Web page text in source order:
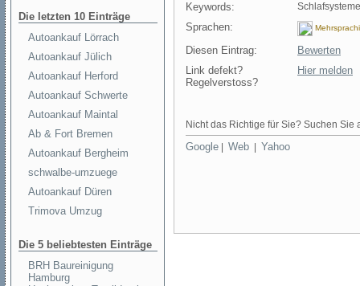
Die letzten 10 Einträge
Autoankauf Lörrach
Autoankauf Jülich
Autoankauf Herford
Autoankauf Schwerte
Autoankauf Maintal
Ab & Fort Bremen
Autoankauf Bergheim
schwalbe-umzuege
Autoankauf Düren
Trimova Umzug
Die 5 beliebtesten Einträge
BRH Baureinigung
Hamburg
Keywords:
Sprachen:
Diesen Eintrag:
Bewerten
Link defekt?
Regelverstoss?
Hier melden
Nicht das Richtige für Sie? Suchen Sie
Google Web Yahoo